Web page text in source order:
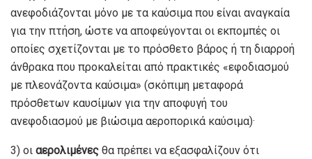
ανεφοδιάζονται μόνο με τα καύσιμα που είναι αναγκαία
για την πτήση, ώστε να αποφεύγονται οι εκπομπές οι
οποίες σχετίζονται με το πρόσθετο βάρος ή τη διαρροή
άνθρακα που προκαλείται από πρακτικές «εφοδιασμού
με πλεονάζοντα καύσιμα» (σκόπιμη μεταφορά
πρόσθετων καυσίμων για την αποφυγή του
ανεφοδιασμού με βιώσιμα αεροπορικά καύσιμα)·
3) οι αερολιμένες θα πρέπει να εξασφαλίζουν ότι